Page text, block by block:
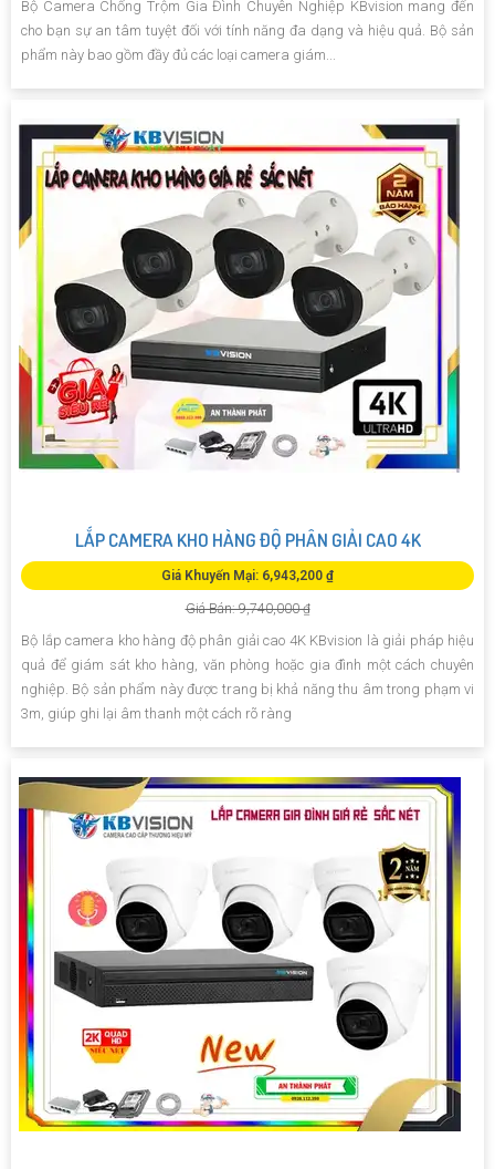
Bộ Camera Chống Trộm Gia Đình Chuyên Nghiệp KBvision mang đến
cho bạn sự an tâm tuyệt đối với tính năng đa dạng và hiệu quả. Bộ sản
phẩm này bao gồm đầy đủ các loại camera giám...
LẮP CAMERA KHO HÀNG ĐỘ PHÂN GIẢI CAO 4K
Giá Khuyến Mại: 6,943,200 ₫
Giá Bán: 9,740,000 ₫
Bộ lắp camera kho hàng độ phân giải cao 4K KBvision là giải pháp hiệu
quả để giám sát kho hàng, văn phòng hoặc gia đình một cách chuyên
nghiệp. Bộ sản phẩm này được trang bị khả năng thu âm trong phạm vi
3m, giúp ghi lại âm thanh một cách rõ ràng